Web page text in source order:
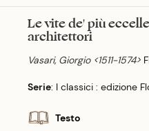
Le vite de' più
architettori
Vasari, Giorgio <1511-1574>
Serie: I classici : edizione
Testo